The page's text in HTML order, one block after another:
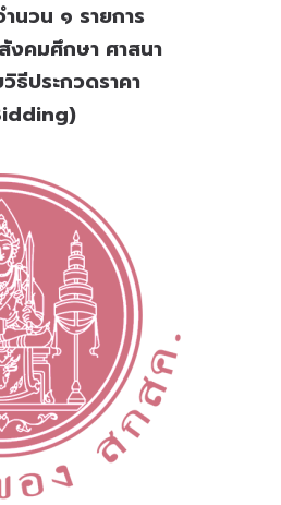
นวน ๑ รายการ
งคมศึกษา ศาสนา
ประกวดราคา